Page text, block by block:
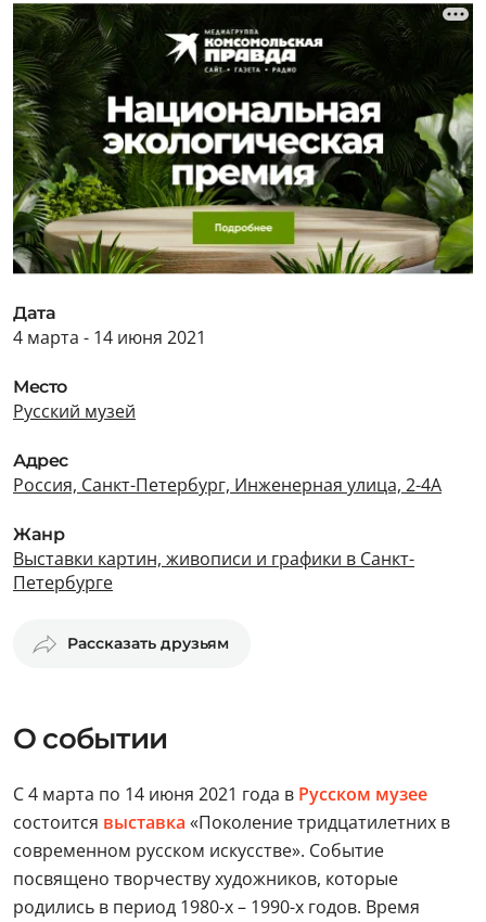
Дата
4 марта - 14 июня 2021
Место
Русский музей
Адрес
Россия, Санкт-Петербург, Инженерная улица, 2-4А
Жанр
Выставки картин, живописи и графики в Санкт-
Петербурге
Рассказать друзьям
О событии
С 4 марта по 14 июня 2021 года в Русском музее
состоится выставка «Поколение тридцатилетних в
современном русском искусстве». Событие
посвящено творчеству художников, которые
родились в период 1980-х – 1990-х годов. Время